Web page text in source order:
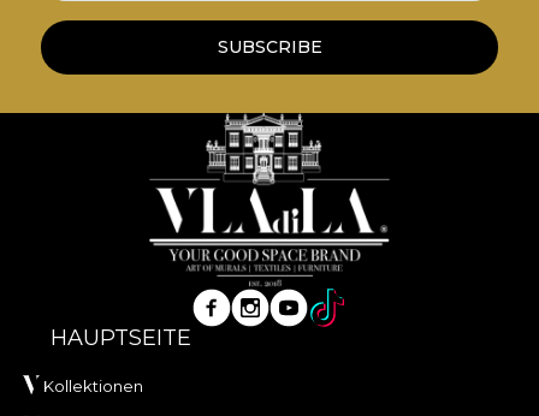
SUBSCRIBE
HAUPTSEITE
Kollektionen